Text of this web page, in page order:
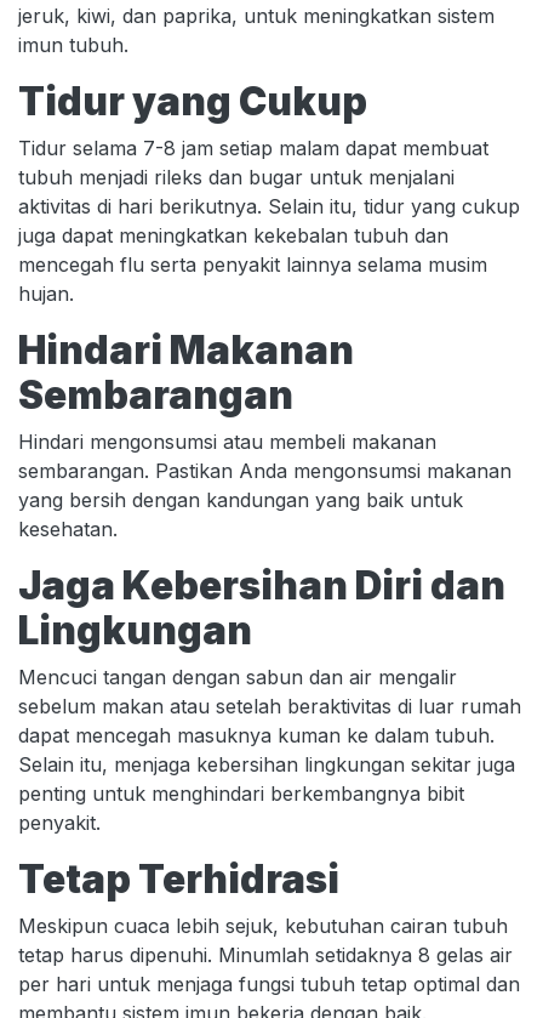
jeruk, kiwi, dan paprika, untuk meningkatkan sistem
imun tubuh.
Tidur yang Cukup
Tidur selama 7-8 jam setiap malam dapat membuat
tubuh menjadi rileks dan bugar untuk menjalani
aktivitas di hari berikutnya. Selain itu, tidur yang cukup
juga dapat meningkatkan kekebalan tubuh dan
mencegah flu serta penyakit lainnya selama musim
hujan.
Hindari Makanan
Sembarangan
Hindari mengonsumsi atau membeli makanan
sembarangan. Pastikan Anda mengonsumsi makanan
yang bersih dengan kandungan yang baik untuk
kesehatan.
Jaga Kebersihan Diri dan
Lingkungan
Mencuci tangan dengan sabun dan air mengalir
sebelum makan atau setelah beraktivitas di luar rumah
dapat mencegah masuknya kuman ke dalam tubuh.
Selain itu, menjaga kebersihan lingkungan sekitar juga
penting untuk menghindari berkembangnya bibit
penyakit.
Tetap Terhidrasi
Meskipun cuaca lebih sejuk, kebutuhan cairan tubuh
tetap harus dipenuhi. Minumlah setidaknya 8 gelas air
per hari untuk menjaga fungsi tubuh tetap optimal dan
membantu sistem imun bekerja dengan baik.